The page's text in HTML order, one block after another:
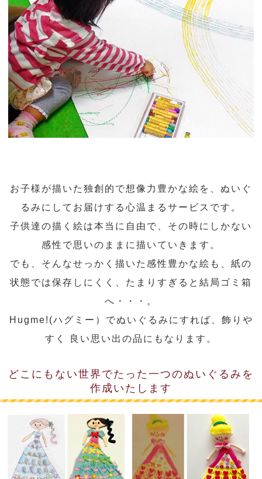
お子様が描いた独創的で想像力豊かな絵を、ぬいぐ
るみにしてお届けする心温まるサービスです。
子供達の描く絵は本当に自由で、その時にしかない
感性で思いのままに描いていきます。
でも、そんなせっかく描いた感性豊かな絵も、紙の
状態では保存しにくく、たまりすぎると結局ゴミ箱
へ・・・。
Hugme!(ハグミー）でぬいぐるみにすれば、飾りや
すく 良い思い出の品にもなります。
どこにもない世界でたった一つのぬいぐるみを
作成いたします